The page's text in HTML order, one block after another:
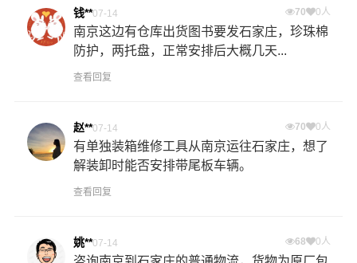
钱**07-14 70 0人
南京这边有仓库出货图书要发石家庄，珍珠棉
防护，两托盘，正常安排后大概几天...
查看回复
赵**07-14 70 0人
有单独装箱维修工具从南京运往石家庄，想了
解装卸时能否安排带尾板车辆。
查看回复
姚**07-14 68 0人